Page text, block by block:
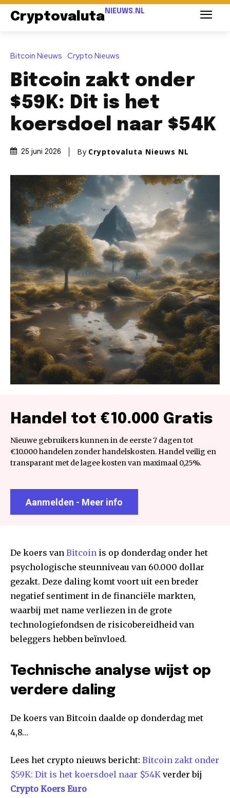
Cryptovaluta NIEUWS.NL
Bitcoin Nieuws Crypto Nieuws
Bitcoin zakt onder
$59K: Dit is het
koersdoel naar $54K
25 juni 2026 By Cryptovaluta Nieuws NL
Handel tot €10.000 Gratis
Nieuwe gebruikers kunnen in de eerste 7 dagen tot
€10.000 handelen zonder handelskosten. Handel veilig en
transparant met de lagee kosten van maximaal 0,25%.
Aanmelden - Meer info
De koers van Bitcoin is op donderdag onder het
psychologische steunniveau van 60.000 dollar
gezakt. Deze daling komt voort uit een breder
negatief sentiment in de financiële markten,
waarbij met name verliezen in de grote
technologiefondsen de risicobereidheid van
beleggers hebben beïnvloed.
Technische analyse wijst op
verdere daling
De koers van Bitcoin daalde op donderdag met
4,8…
Lees het crypto nieuws bericht: Bitcoin zakt onder
$59K: Dit is het koersdoel naar $54K verder bij
Crypto Koers Euro